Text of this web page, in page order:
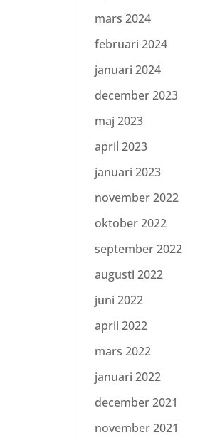
mars 2024
februari 2024
januari 2024
december 2023
maj 2023
april 2023
januari 2023
november 2022
oktober 2022
september 2022
augusti 2022
juni 2022
april 2022
mars 2022
januari 2022
december 2021
november 2021